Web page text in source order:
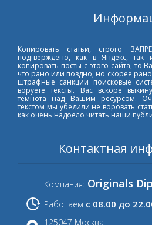
Копировать статьи, строго
подтверждено, как в Яндекс, так
копировать посты с этого сайта, то
что рано или поздно, но скорее
штрафные санкции поисковые
воруете тексты. Вас вскоре
темнота над Вашим ресурсом.
текстом мы убедили не воровать
как очень надоело читать наши
Контактная
Компания: Originals
Работаем с 08.00 до
125047 Москва